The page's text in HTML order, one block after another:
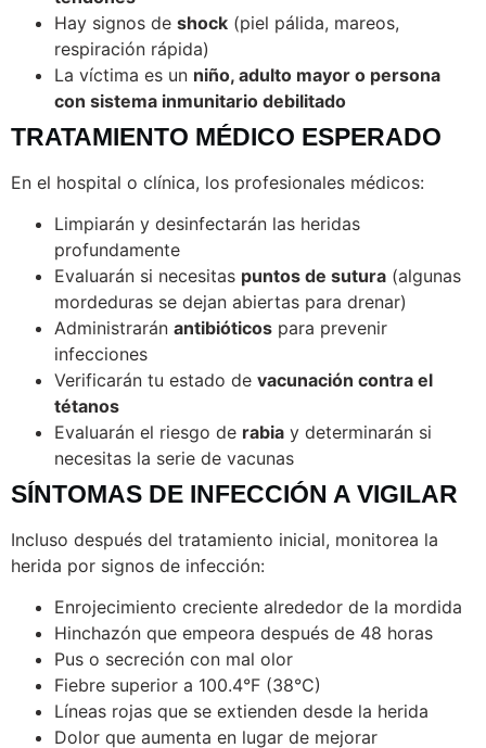
Hay signos de shock (piel pálida, mareos,
respiración rápida)
La víctima es un niño, adulto mayor o persona
con sistema inmunitario debilitado
TRATAMIENTO MÉDICO ESPERADO
En el hospital o clínica, los profesionales médicos:
Limpiarán y desinfectarán las heridas
profundamente
Evaluarán si necesitas puntos de sutura (algunas
mordeduras se dejan abiertas para drenar)
Administrarán antibióticos para prevenir
infecciones
Verificarán tu estado de vacunación contra el
tétanos
Evaluarán el riesgo de rabia y determinarán si
necesitas la serie de vacunas
SÍNTOMAS DE INFECCIÓN A VIGILAR
Incluso después del tratamiento inicial, monitorea la
herida por signos de infección:
Enrojecimiento creciente alrededor de la mordida
Hinchazón que empeora después de 48 horas
Pus o secreción con mal olor
Fiebre superior a 100.4°F (38°C)
Líneas rojas que se extienden desde la herida
Dolor que aumenta en lugar de mejorar